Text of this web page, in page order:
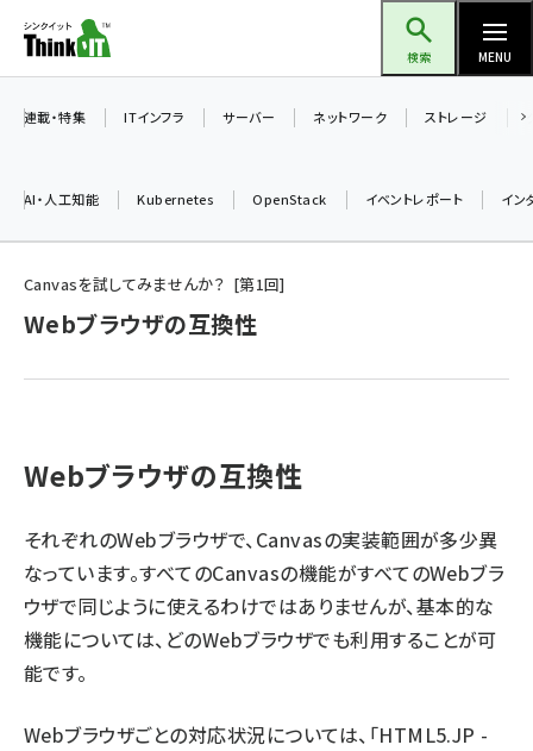
ン
ツ
検索 MENU
加藤銘のチーム貢献～仲間と築いた勝利の絆～ (2308)
genai (1477)
abc123 (1352)
ai crunch (1348)
連載・特集 ITインフラ サーバー ネットワーク ストレージ
AI・人工知能 Kubernetes OpenStack イベントレポート イン
Canvasを試してみませんか？ 第1回
Webブラウザの互換性
Webブラウザの互換性
それぞれのWebブラウザで、Canvasの実装範囲が多少異
なっています。すべてのCanvasの機能がすべてのWebブラ
ウザで同じように使えるわけではありませんが、基本的な
機能については、どのWebブラウザでも利用することが可
能です。
Webブラウザごとの対応状況については、「HTML5.JP -